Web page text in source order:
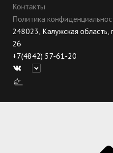
Контакты
Политика
248023, Калужская область,
26
+7(4842) 57-61-20